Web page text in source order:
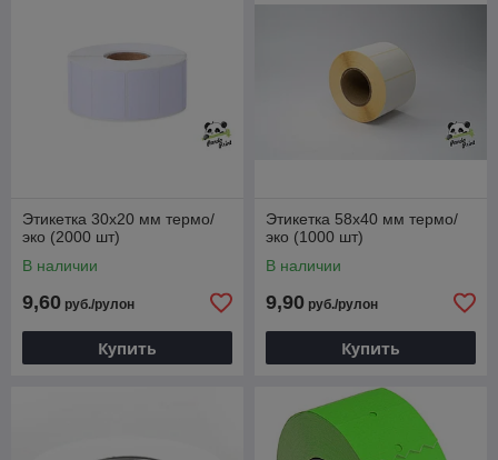
Этикетка 30х20 мм термо/
эко (2000 шт)
В наличии
9,60 руб./рулон
Купить
Этикетка 58х40 мм термо/
эко (1000 шт)
В наличии
9,90 руб./рулон
Купить